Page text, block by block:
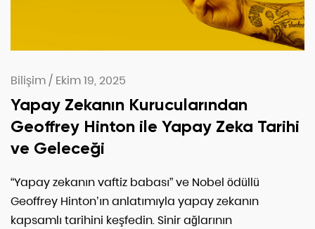
Bilişim/ Ekim 19, 2025
Yapay Zekanın Kurucularından
Geoffrey Hinton ile Yapay Zeka Tarihi
ve Geleceği
“Yapay zekanın vaftiz babası” ve Nobel ödüllü
Geoffrey Hinton’ın anlatımıyla yapay zekanın
kapsamlı tarihini keşfedin. Sinir ağlarının